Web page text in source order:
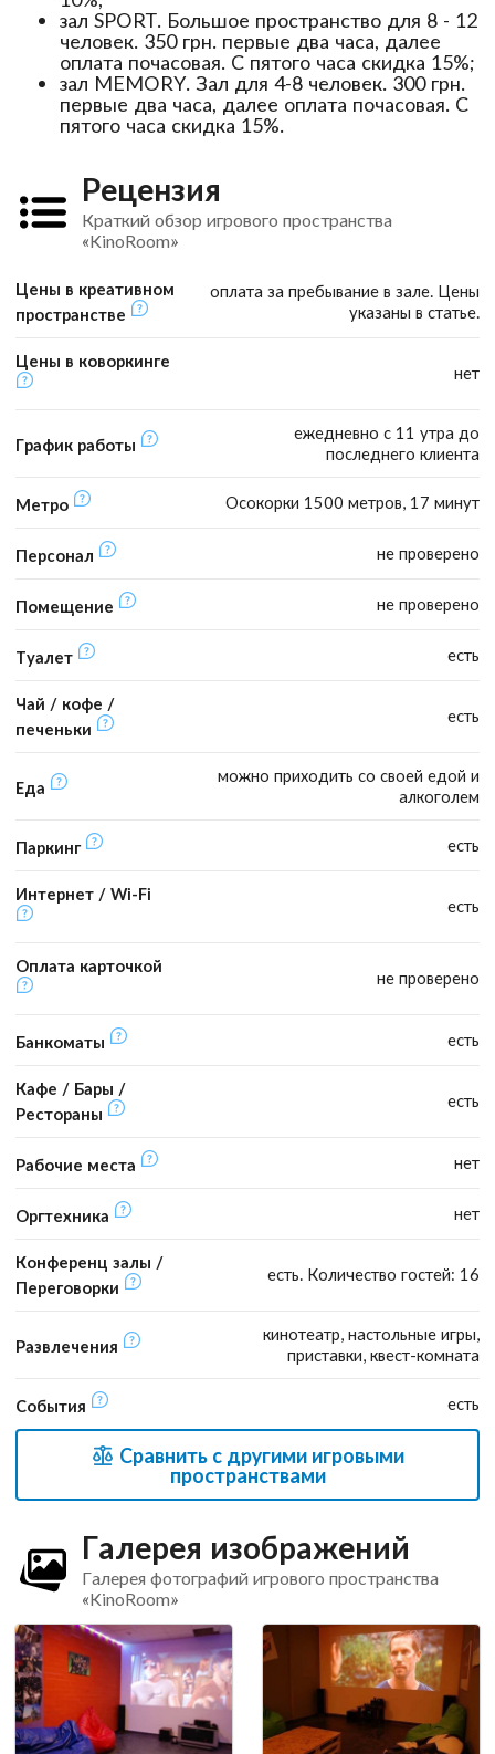
зал SPORT. Большое пространство для 8 - 12
человек. 350 грн. первые два часа, далее
оплата почасовая. С пятого часа скидка 15%;
зал MEMORY. Зал для 4-8 человек. 300 грн.
первые два часа, далее оплата почасовая. С
пятого часа скидка 15%.
Рецензия
Краткий обзор игрового пространства
«KinoRoom»
Цены в креативном
пространстве
оплата за пребывание в зале. Цены
указаны в статье.
Цены в коворкинге
нет
График работы
ежедневно с 11 утра до
последнего клиента
Метро Осокорки 1500 метров, 17 минут
Персонал не проверено
Помещение не проверено
Туалет есть
Чай / кофе /
печеньки
есть
Еда
можно приходить со своей едой и
алкоголем
Паркинг есть
Интернет / Wi-Fi
есть
Оплата карточкой
не проверено
Банкоматы есть
Кафе / Бары /
Рестораны
есть
Рабочие места нет
Оргтехника нет
Конференц залы /
Переговорки
есть. Количество гостей: 16
Развлечения
кинотеатр, настольные игры,
приставки, квест-комната
События есть
Сравнить с другими игровыми
пространствами
Галерея изображений
Галерея фотографий игрового пространства
«KinoRoom»